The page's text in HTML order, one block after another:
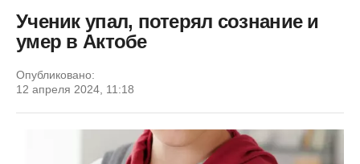
Ученик упал, потерял сознание и
умер в Актобе
Опубликовано:
12 апреля 2024, 11:18